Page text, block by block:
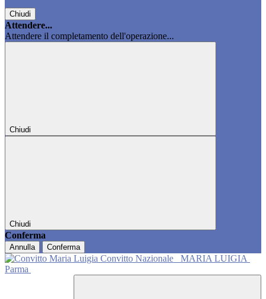
Chiudi
Attendere...
Attendere il completamento dell'operazione...
Chiudi
Chiudi
Conferma
Annulla Conferma
Convitto Nazionale
MARIA LUIGIA
Parma